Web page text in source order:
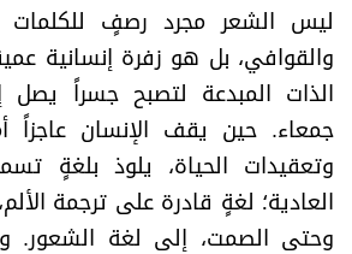
​ليس الشعر مجرد رصفٍ للكلمات أو
والقوافي، بل هو زفرة إنسانية
الذات المبدعة لتصبح جسراً يصل
جمعاء. حين يقف الإنسان عاجزاً
وتعقيدات الحياة، يلوذ بلغةٍ
العادية؛ لغةٍ قادرة على ترجمة
وحتى الصمت، إلى لغة الشعور.